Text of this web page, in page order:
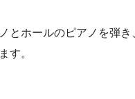
とホールのピアノを弾
す。